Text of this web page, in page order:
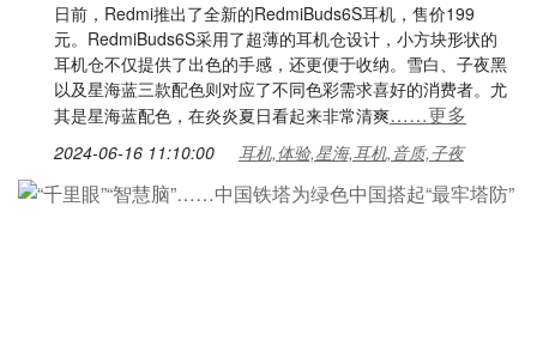
日前，Redmi推出了全新的RedmiBuds6S耳机，售价199
元。RedmiBuds6S采用了超薄的耳机仓设计，小方块形状的
耳机仓不仅提供了出色的手感，还更便于收纳。雪白、子夜黑
以及星海蓝三款配色则对应了不同色彩需求喜好的消费者。尤
其是星海蓝配色，在炎炎夏日看起来非常清爽……更多
2024-06-16 11:10:00 耳机,体验,星海,耳机,音质,子夜